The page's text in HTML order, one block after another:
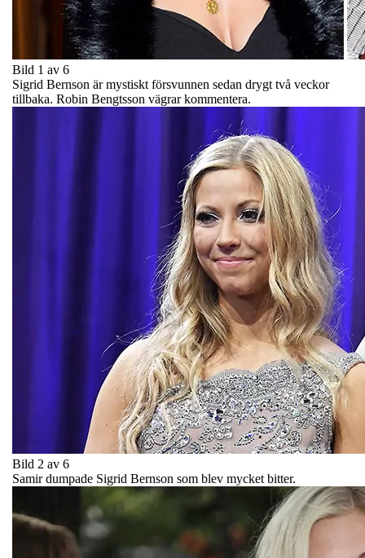
Bild 1 av 6
Sigrid Bernson är mystiskt försvunnen sedan drygt två veckor
tillbaka. Robin Bengtsson vägrar kommentera.
Bild 2 av 6
Samir dumpade Sigrid Bernson som blev mycket bitter.